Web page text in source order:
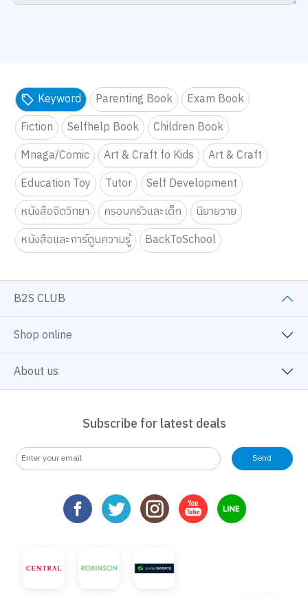
Keyword Parenting Book
Exam Book
Fiction
Selfhelp Book
Children Book
Mnaga/Comic
Art & Craft fo Kids
Art & Craft
Education Toy
Tutor
Self Development
หนังสือจิตวิทยา
ครอบครัวและเด็ก
นิยายวาย
หนังสือและการ์ตูนความรู้
BackToSchool
B2S CLUB
Shop online
About us
Subscribe for latest deals
Send